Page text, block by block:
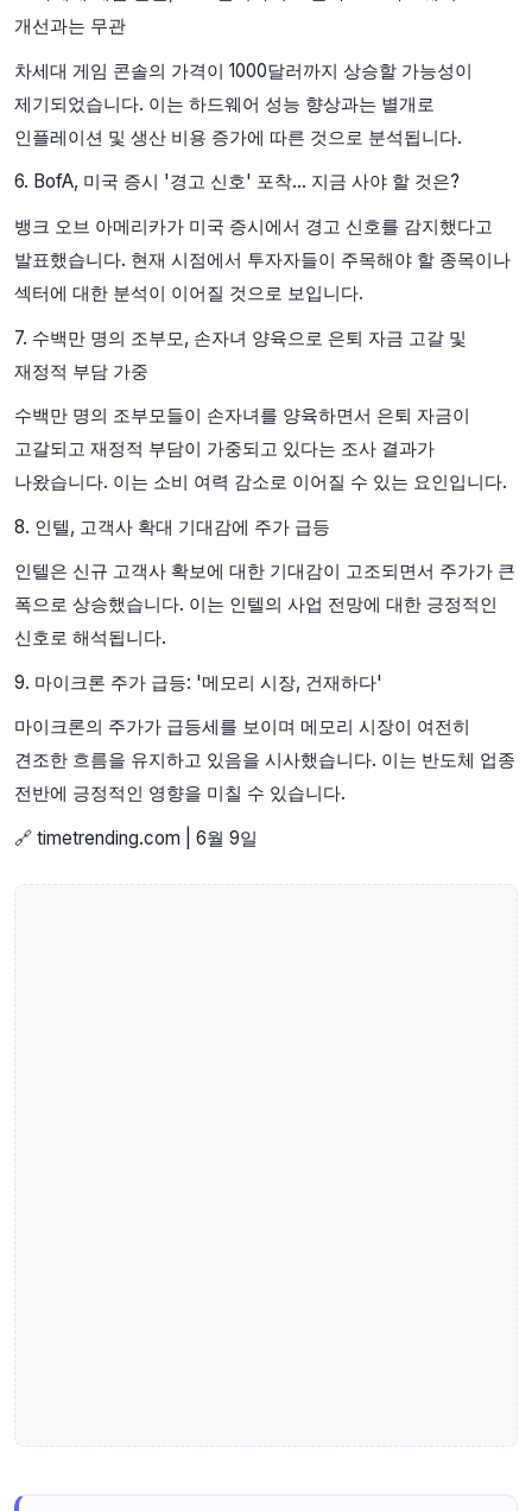
개선과는 무관
차세대 게임 콘솔의 가격이 1000달러까지 상승할 가능성이
제기되었습니다. 이는 하드웨어 성능 향상과는 별개로
인플레이션 및 생산 비용 증가에 따른 것으로 분석됩니다.
6. BofA, 미국 증시 '경고 신호' 포착... 지금 사야 할 것은?
뱅크 오브 아메리카가 미국 증시에서 경고 신호를 감지했다고
발표했습니다. 현재 시점에서 투자자들이 주목해야 할 종목이나
섹터에 대한 분석이 이어질 것으로 보입니다.
7. 수백만 명의 조부모, 손자녀 양육으로 은퇴 자금 고갈 및
재정적 부담 가중
수백만 명의 조부모들이 손자녀를 양육하면서 은퇴 자금이
고갈되고 재정적 부담이 가중되고 있다는 조사 결과가
나왔습니다. 이는 소비 여력 감소로 이어질 수 있는 요인입니다.
8. 인텔, 고객사 확대 기대감에 주가 급등
인텔은 신규 고객사 확보에 대한 기대감이 고조되면서 주가가 큰
폭으로 상승했습니다. 이는 인텔의 사업 전망에 대한 긍정적인
신호로 해석됩니다.
9. 마이크론 주가 급등: '메모리 시장, 건재하다'
마이크론의 주가가 급등세를 보이며 메모리 시장이 여전히
견조한 흐름을 유지하고 있음을 시사했습니다. 이는 반도체 업종
전반에 긍정적인 영향을 미칠 수 있습니다.
🔗 timetrending.com | 6월 9일